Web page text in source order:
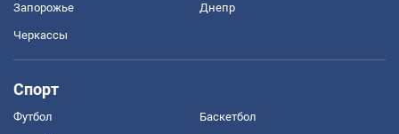
Запорожье Днепр
Черкассы
Спорт
Футбол Баскетбол